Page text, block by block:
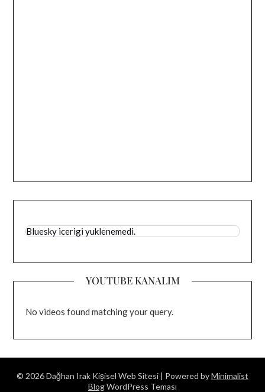
Bluesky icerigi yuklenemedi.
YOUTUBE KANALIM
No videos found matching your query.
© 2026 Dağhan Irak Kişisel Web Sitesi | Powered byMinimalist
BlogWordPress Teması